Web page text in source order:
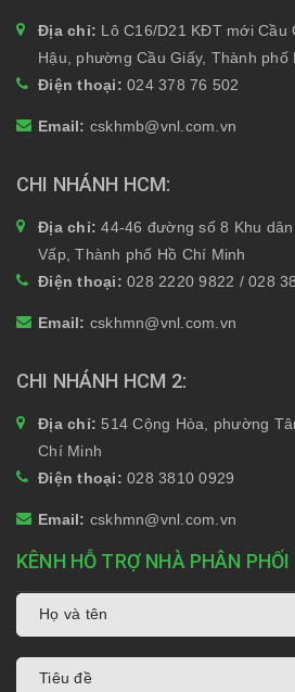
Địa chỉ: Lô C16/D21 KĐT mới Cầu
Hậu, phường Cầu Giấy, Thành phố
Điện thoại: 024 378 76 502
Email: cskhmb@vnl.com.vn
CHI NHÁNH HCM
Địa chỉ:44-46 đường số 8 Khu
Vấp, Thành phố Hồ Chí Minh
Điện thoại: 028 2220 9822 / 028
Email: cskhmn@vnl.com.vn
CHI NHÁNH HCM 2
Địa chỉ: 514 Cộng Hòa, phường
Chí Minh
Điện thoại: 028 3810 0929
Email: cskhmn@vnl.com.vn
KÊNH HỖ TRỢ NHÀ PHÂN PHỐI